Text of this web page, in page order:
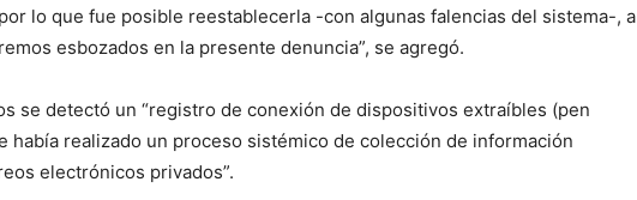
lo que fue posible reestablecerla -con algunas falencias del sistema-, a
esbozados en la presente denuncia”, se agregó.
se detectó un “registro de conexión de dispositivos extraíbles (pen
había realizado un proceso sistémico de colección de información
electrónicos privados”.